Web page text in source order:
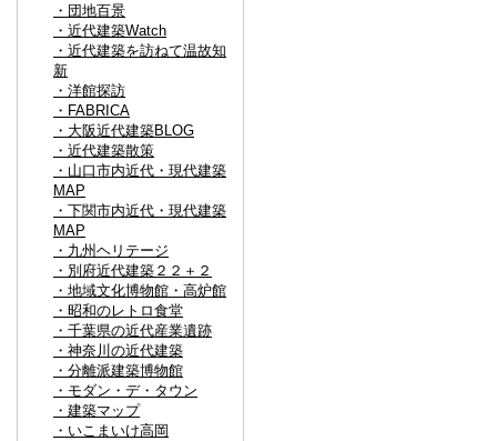
・団地百景
・近代建築Watch
・近代建築を訪ねて温故知
新
・洋館探訪
・FABRICA
・大阪近代建築BLOG
・近代建築散策
・山口市内近代・現代建築
MAP
・下関市内近代・現代建築
MAP
・九州ヘリテージ
・別府近代建築２２＋２
・地域文化博物館・高炉館
・昭和のレトロ食堂
・千葉県の近代産業遺跡
・神奈川の近代建築
・分離派建築博物館
・モダン・デ・タウン
・建築マップ
・いこまいけ高岡